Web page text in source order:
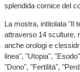
splendida cornice del
La mostra, intitolata "Il
attraverso 14 sculture,
anche orologi e
linea", "Utopia",
"Dono", "Fertilità",